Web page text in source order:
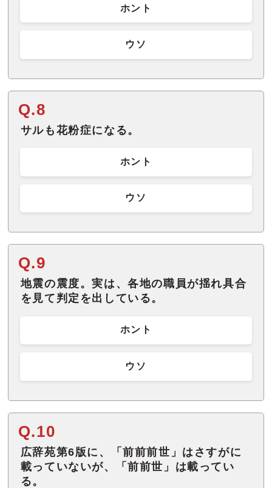
ホント
ウソ
Q.8
サルも花粉症になる。
ホント
ウソ
Q.9
地震の震度。実は、各地の職員が揺れ具合
を見て判定を出している。
ホント
ウソ
Q.10
広辞苑第6版に、「前前前世」はさすがに
載っていないが、「前前世」は載ってい
る。